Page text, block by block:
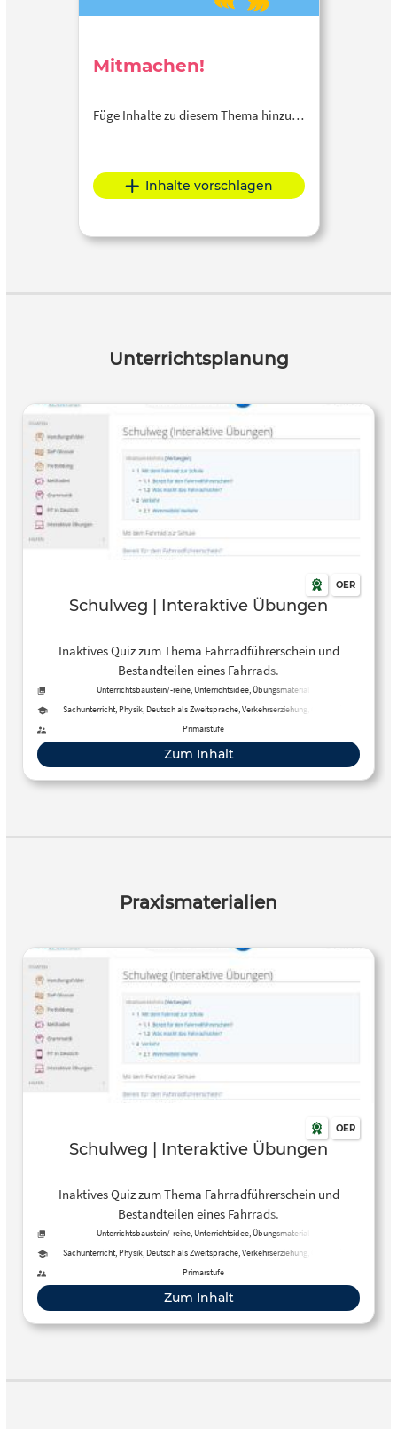
Mitmachen!
Füge Inhalte zu diesem Thema hinzu…
Inhalte vorschlagen
Unterrichtsplanung
OER
Schulweg | Interaktive Übungen
Inaktives Quiz zum Thema Fahrradführerschein und
Bestandteilen eines Fahrrads.
Unterrichtsbaustein/-reihe, Unterrichtsidee, Übungsmaterial
Sachunterricht, Physik, Deutsch als Zweitsprache, Verkehrserziehung, Geografie
Primarstufe
Zum Inhalt
Praxismaterialien
OER
Schulweg | Interaktive Übungen
Inaktives Quiz zum Thema Fahrradführerschein und
Bestandteilen eines Fahrrads.
Unterrichtsbaustein/-reihe, Unterrichtsidee, Übungsmaterial
Sachunterricht, Physik, Deutsch als Zweitsprache, Verkehrserziehung, Geografie
Primarstufe
Zum Inhalt